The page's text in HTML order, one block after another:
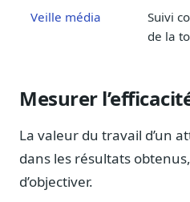
Le changelog mensuel
Ils utilisent Legiwatch
Qui sommes-nous
Méthode, valeurs et équipe
Veille média
Suivi
de la
Mesurer
La valeur du travail d’un
dans les résultats
d’objectiver.